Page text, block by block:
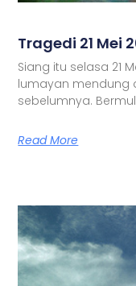
Tragedi 21 Mei
Siang itu selasa 21
lumayan mendung
sebelumnya.
Read More